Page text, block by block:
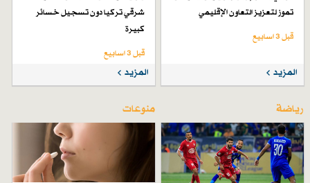
تموز لتعزيز التعاون الإقليمي
قبل 3 اسابیع
المزيد
شرقي تركيا دون تسجيل خسائر
كبيرة
قبل 3 اسابیع
المزيد
رياضة منوعات